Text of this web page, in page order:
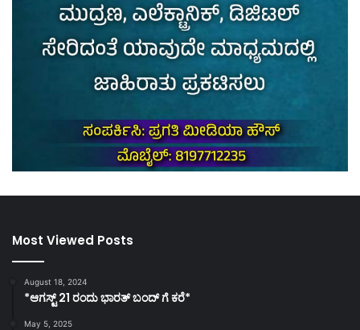
Most Viewed Posts
August 18, 2024
*ಆಗಸ್ಟ್ 21 ರಂದು ಭಾರತ್‌ ಬಂದ್‌ ಗೆ ಕರೆ*
May 5, 2025